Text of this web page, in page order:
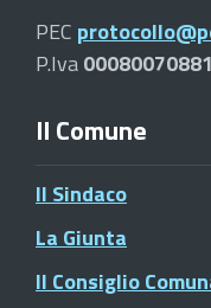
PEC
P.Iva00080070881
Il Comune
Il Sindaco
La Giunta
Il Consiglio